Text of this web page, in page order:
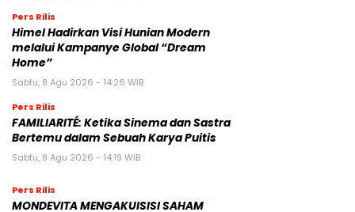
Pers Rilis
Himel Hadirkan Visi Hunian Modern
melalui Kampanye Global “Dream
Home”
Sabtu, 8 Agu 2026 - 14:26 WIB
Pers Rilis
FAMILIARITÉ: Ketika Sinema dan Sastra
Bertemu dalam Sebuah Karya Puitis
Sabtu, 8 Agu 2026 - 14:19 WIB
Pers Rilis
MONDEVITA MENGAKUISISI SAHAM